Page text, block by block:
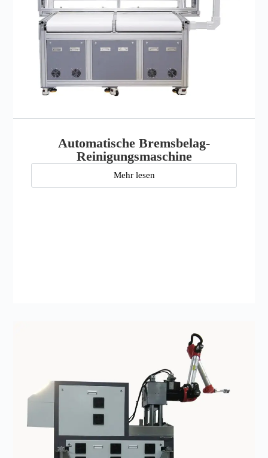
Automatische Bremsbelag-
Reinigungsmaschine
Mehr lesen